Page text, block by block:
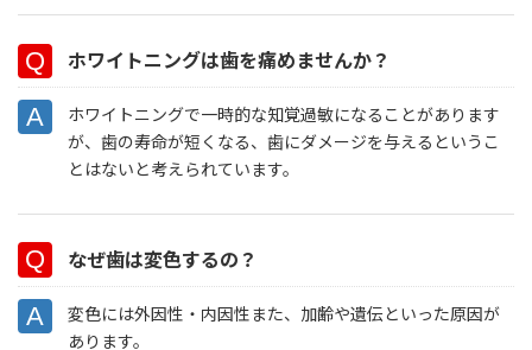
ホワイトニングは歯を痛めませんか？
ホワイトニングで一時的な知覚過敏になることがあります
が、歯の寿命が短くなる、歯にダメージを与えるというこ
とはないと考えられています。
なぜ歯は変色するの？
変色には外因性・内因性また、加齢や遺伝といった原因が
あります。